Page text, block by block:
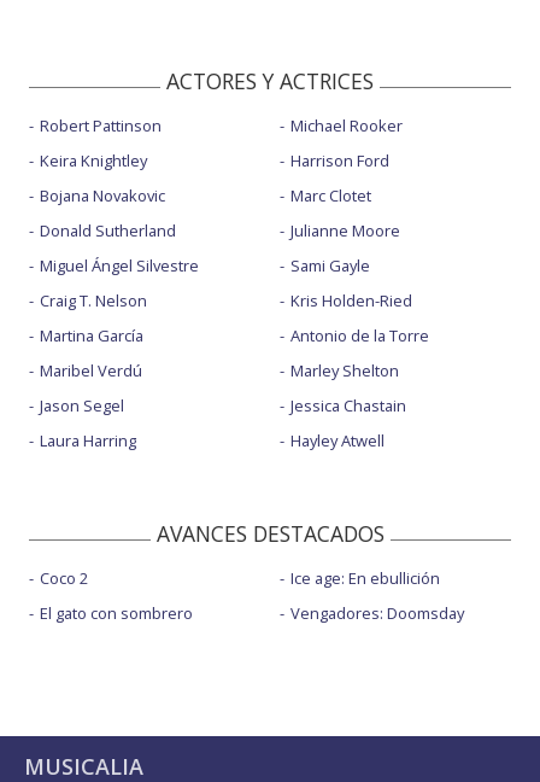
ACTORES Y ACTRICES
Robert Pattinson
Keira Knightley
Bojana Novakovic
Donald Sutherland
Miguel Ángel Silvestre
Craig T. Nelson
Martina García
Maribel Verdú
Jason Segel
Laura Harring
Michael Rooker
Harrison Ford
Marc Clotet
Julianne Moore
Sami Gayle
Kris Holden-Ried
Antonio de la Torre
Marley Shelton
Jessica Chastain
Hayley Atwell
AVANCES DESTACADOS
Coco 2
El gato con sombrero
Ice age: En ebullición
Vengadores: Doomsday
MUSICALIA